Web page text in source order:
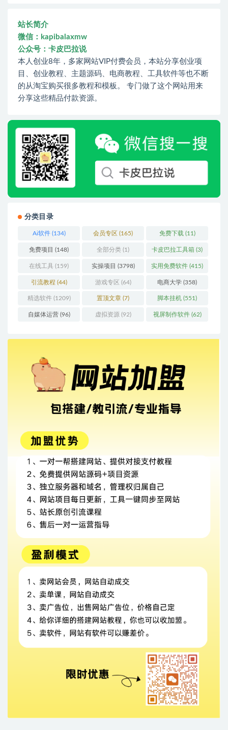
站长简介
微信：kapibalaxmw
公众号：卡皮巴拉说
本人创业8年，多家网站VIP付费会员，本站分享创业项
目、创业教程、主题源码、电商教程、工具软件等也不断
的从淘宝购买很多教程和模板。 专门做了这个网站用来
分享这些精品付款资源。
分类目录
Ai软件(134) 会员专区 (165) 免费下载 (11)
免费项目 (148) 全部分类 (1) 卡皮巴拉工具箱 (3)
在线工具 (159) 实操项目 (3798) 实用免费软件 (415)
引流教程 (44) 游戏专区 (64) 电商大学 (358)
精选软件(1209) 置顶文章 (7) 脚本挂机 (551)
自媒体运营(96) 虚拟资源 (92) 视屏制作软件(62)